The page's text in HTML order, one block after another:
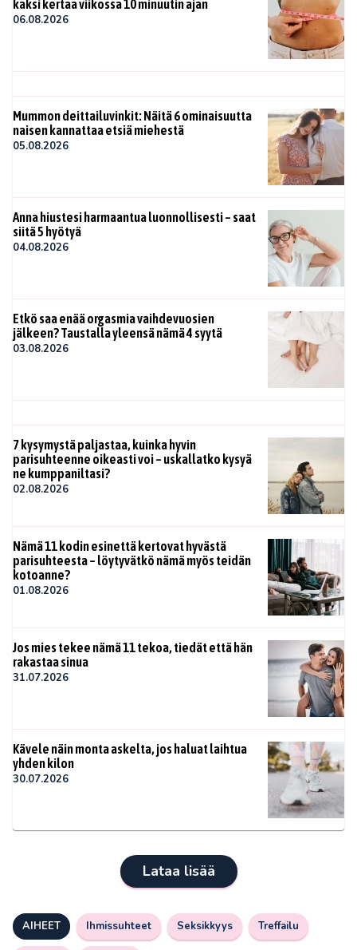
kaksi kertaa viikossa 10 minuutin ajan
06.08.2026
Mummon deittailuvinkit: Näitä 6 ominaisuutta
naisen kannattaa etsiä miehestä
05.08.2026
Anna hiustesi harmaantua luonnollisesti – saat
siitä 5 hyötyä
04.08.2026
Etkö saa enää orgasmia vaihdevuosien
jälkeen? Taustalla yleensä nämä 4 syytä
03.08.2026
7 kysymystä paljastaa, kuinka hyvin
parisuhteenne oikeasti voi – uskallatko kysyä
ne kumppaniltasi?
02.08.2026
Nämä 11 kodin esinettä kertovat hyvästä
parisuhteesta – löytyvätkö nämä myös teidän
kotoanne?
01.08.2026
Jos mies tekee nämä 11 tekoa, tiedät että hän
rakastaa sinua
31.07.2026
Kävele näin monta askelta, jos haluat laihtua
yhden kilon
30.07.2026
Lataa lisää
AIHEET Ihmissuhteet Seksikkyys Treffailu